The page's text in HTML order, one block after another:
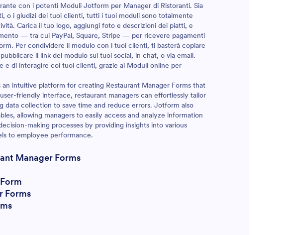
con i potenti Moduli Jotform per Manager di Ristoranti. Sia
o i giudizi dei tuoi clienti, tutti i tuoi moduli sono totalmente
Carica il tuo logo, aggiungi foto e descrizioni dei piatti, e
— tra cui PayPal, Square, Stripe — per ricevere pagamenti
Per condividere il modulo con i tuoi clienti, ti basterà copiare
il link del modulo sui tuoi social, in chat, o via email.
e di interagire coi tuoi clienti, grazie ai Moduli online per
intuitive platform for creating Restaurant Manager Forms that
friendly interface, restaurant managers can effortlessly tailor
collection to save time and reduce errors. Jotform also
allowing managers to easily access and analyze information
making processes by providing insights into various
to employee performance.
Manager Forms
Forms